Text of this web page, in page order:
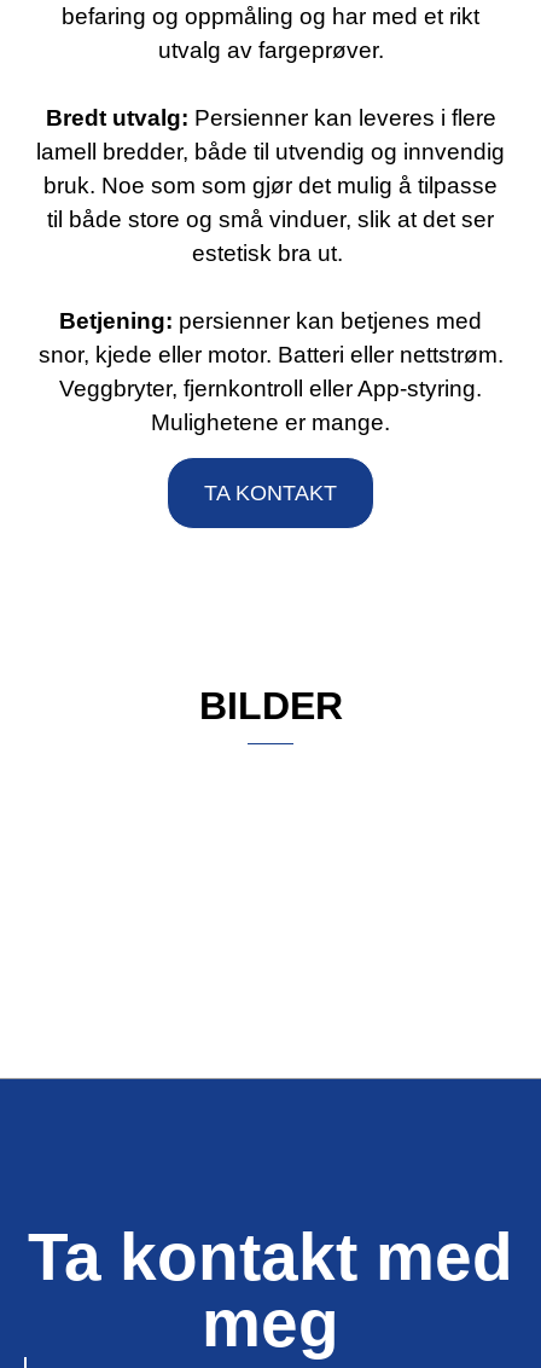
befaring og oppmåling og har med et rikt
utvalg av fargeprøver.
Bredt utvalg: Persienner kan leveres i flere
lamell bredder, både til utvendig og innvendig
bruk. Noe som som gjør det mulig å tilpasse
til både store og små vinduer, slik at det ser
estetisk bra ut.
Betjening: persienner kan betjenes med
snor, kjede eller motor. Batteri eller nettstrøm.
Veggbryter, fjernkontroll eller App-styring.
Mulighetene er mange.
TA KONTAKT
BILDER
Ta kontakt med
meg